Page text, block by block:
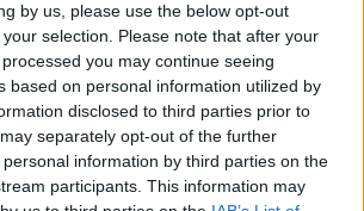
by us, please use the below opt-out
selection. Please note that after your
you may continue seeing
based on personal information utilized by
disclosed to third parties prior to
separately opt-out of the further
information by third parties on the
participants. This information may